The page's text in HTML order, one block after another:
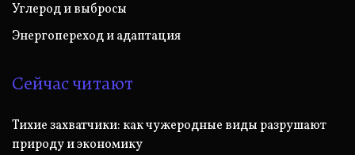
Углерод и выбросы
Энергопереход и адаптация
Сейчас читают
Тихие захватчики: как чужеродные виды разрушают
природу и экономику